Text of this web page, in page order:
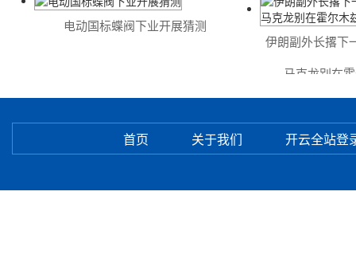
电动国标蝶阀下业开展猜测
伊朗副外长撂下
马克龙别在霍
首页 关于我们 开云全站登